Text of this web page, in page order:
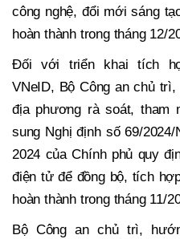
công nghệ, đổi mới sáng
hoàn thành trong tháng 12/
Đối với triển khai tích
VNeID, Bộ Công an chủ
địa phương rà soát, tham
sung Nghị định số 69/
2024 của Chính phủ quy
điện tử để đồng bộ, tích
hoàn thành trong tháng 11/
Bộ Công an chủ trì,